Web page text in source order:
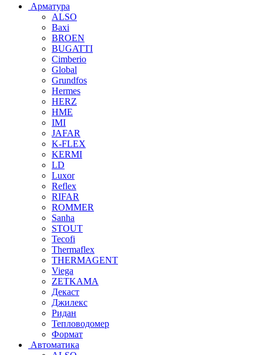
Арматура
ALSO
Baxi
BROEN
BUGATTI
Cimberio
Global
Grundfos
Hermes
HERZ
HME
IMI
JAFAR
K-FLEX
KERMI
LD
Luxor
Reflex
RIFAR
ROMMER
Sanha
STOUT
Tecofi
Thermaflex
THERMAGENT
Viega
ZETKAMA
Декаст
Джилекс
Ридан
Тепловодомер
Формат
Автоматика